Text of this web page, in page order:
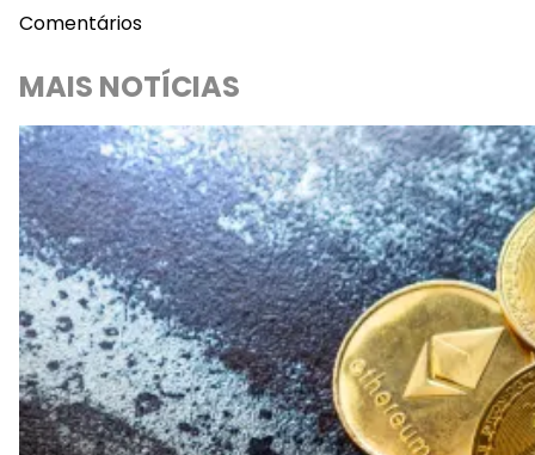
Comentários
MAIS NOTÍCIAS